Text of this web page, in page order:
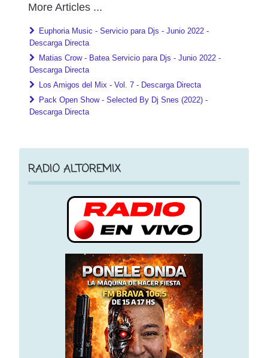
More Articles ...
Euphoria Music - Servicio para Djs - Junio 2022 -
Descarga Directa
Matias Crow - Batea Servicio para Djs - Junio 2022 -
Descarga Directa
Los Amigos del Mix - Vol. 7 - Descarga Directa
Pack Open Show - Selected By Dj Snes (2022) -
Descarga Directa
RADIO ALTOREMIX